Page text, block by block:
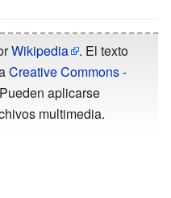
Wikipedia
. El texto
Creative Commons -
aplicarse
multimedia.